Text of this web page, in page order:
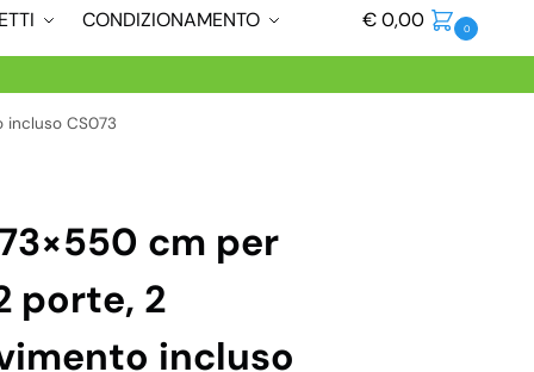
CONDIZIONAMENTO €0,00 0
incluso CS073
cm per
porte, 2
incluso